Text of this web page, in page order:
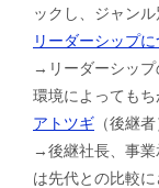
ックし、ジャン
リーダーシップ
→リーダーシップ
環境によっても
アトツギ （後継者
→後継社長、事業
は先代との比較